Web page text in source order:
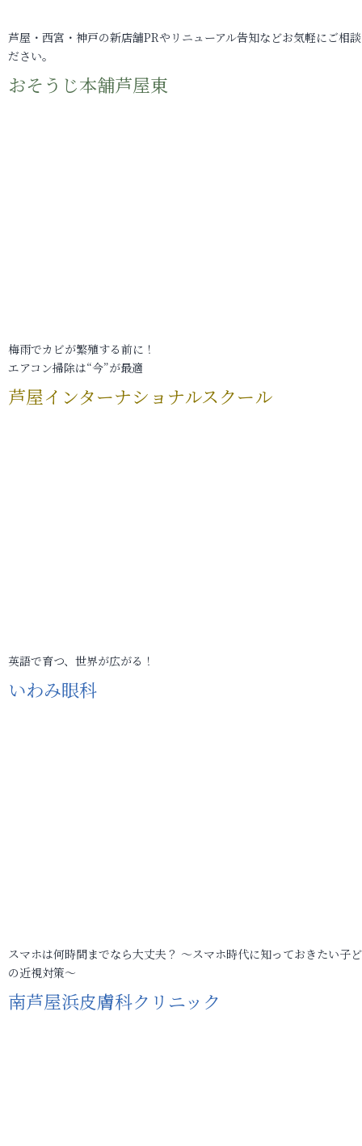
芦屋・西宮・神戸の新店舗PRやリニューアル告知などお気軽にご相
ださい。
おそうじ本舗芦屋東
梅雨でカビが繁殖する前に！
エアコン掃除は“今”が最適
芦屋インターナショナルスクール
英語で育つ、世界が広がる！
いわみ眼科
スマホは何時間までなら大丈夫？ ～スマホ時代に知っておきたい子
の近視対策～
南芦屋浜皮膚科クリニック